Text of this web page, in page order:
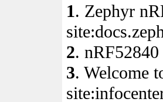
1. Zephyr
2.
3. Welcome